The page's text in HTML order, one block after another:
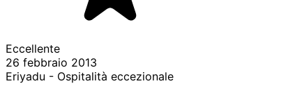
Eccellente
26 febbraio 2013
Eriyadu - Ospitalità eccezionale